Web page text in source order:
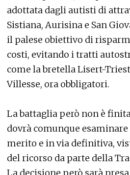
adottata dagli autisti di
Sistiana, Aurisina e San
il palese obiettivo di
costi, evitando i tratti
come la bretella Lisert-
Villesse, ora obbligatori.
La battaglia però non è
dovrà comunque
merito e in via definitiva,
del ricorso da parte della